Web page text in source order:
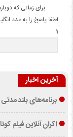
برای زمانی که
لطفا پاسخ را به عدد
1 × 5 =
آخرین اخبار
برنامه‌های بلند
اکران آنلاین فیلم